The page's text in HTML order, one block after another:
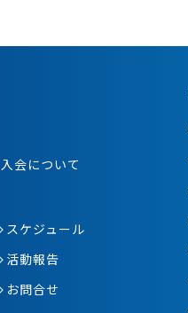
入会について
スケジュール
活動報告
お問合せ